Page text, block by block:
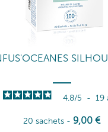
4.8/5 - 19
20 sachets - 9,00 €